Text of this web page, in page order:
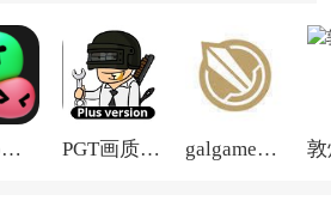
TapTap国际版2026 PGT画质助手旧版 galgame游戏盒子2026